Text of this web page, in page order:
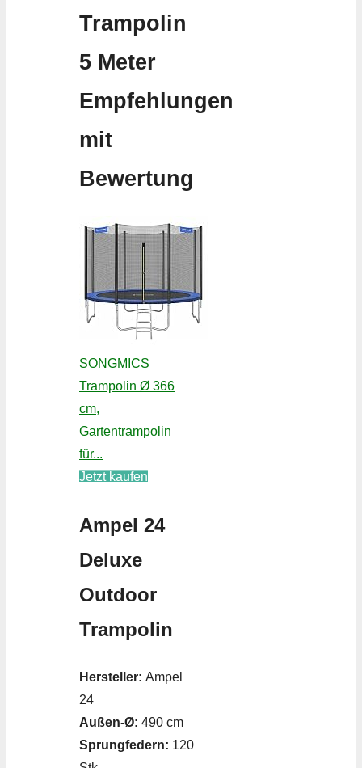
Trampolin
5 Meter
Empfehlungen
mit
Bewertung
SONGMICS
Trampolin Ø 366
cm,
Gartentrampolin
für...
Jetzt kaufen
Ampel 24
Deluxe
Outdoor
Trampolin
Hersteller: Ampel
24
Außen-Ø: 490 cm
Sprungfedern: 120